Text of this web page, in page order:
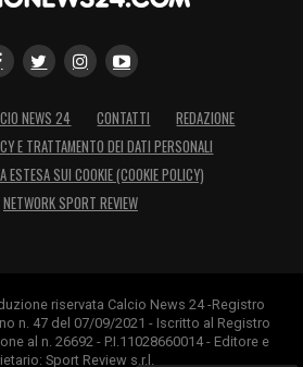
NEWS 24 CONTATTI
REDAZIONE
E TRATTAMENTO DEI DATI PERSONALI
ESTESA SUI COOKIE (COOKIE POLICY)
NETWORK SPORT REVIEW
riservata Calcio News 24 -Registro
n. 47 del 07/09/2021 - Iscritto al Registro
al n. 26692 - P.I.11028660014 - Editore e
Sport Review s.r.l.